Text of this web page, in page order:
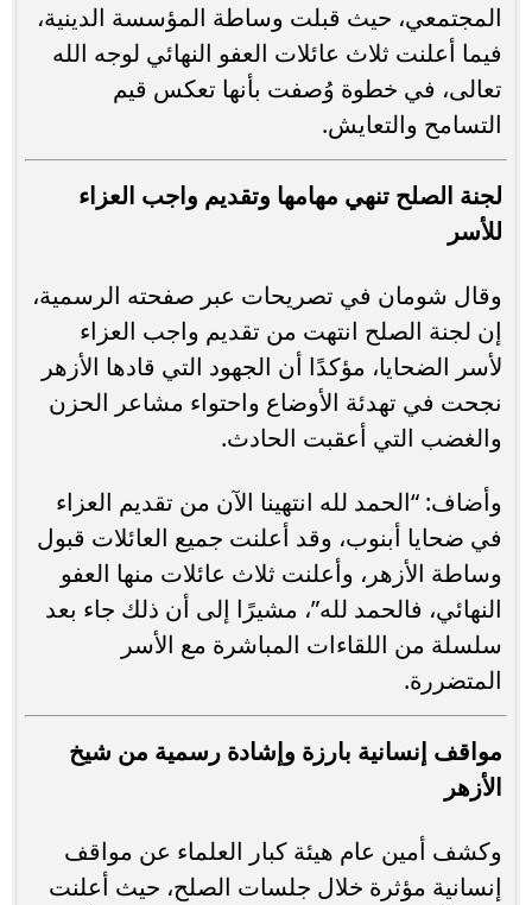
المجتمعي، حيث قبلت وساطة المؤسسة الدينية،
فيما أعلنت ثلاث عائلات العفو النهائي لوجه الله
تعالى، في خطوة وُصفت بأنها تعكس قيم
التسامح والتعايش.
لجنة الصلح تنهي مهامها وتقديم واجب العزاء
للأسر
وقال شومان في تصريحات عبر صفحته الرسمية،
إن لجنة الصلح انتهت من تقديم واجب العزاء
لأسر الضحايا، مؤكدًا أن الجهود التي قادها الأزهر
نجحت في تهدئة الأوضاع واحتواء مشاعر الحزن
والغضب التي أعقبت الحادث.
وأضاف: “الحمد لله انتهينا الآن من تقديم العزاء
في ضحايا أبنوب، وقد أعلنت جميع العائلات قبول
وساطة الأزهر، وأعلنت ثلاث عائلات منها العفو
النهائي، فالحمد لله”، مشيرًا إلى أن ذلك جاء بعد
سلسلة من اللقاءات المباشرة مع الأسر
المتضررة.
مواقف إنسانية بارزة وإشادة رسمية من شيخ
الأزهر
وكشف أمين عام هيئة كبار العلماء عن مواقف
إنسانية مؤثرة خلال جلسات الصلح، حيث أعلنت